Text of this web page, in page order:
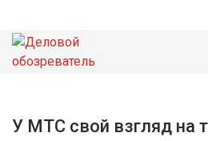
НОВОСТИ
У МТС свой взгляд на